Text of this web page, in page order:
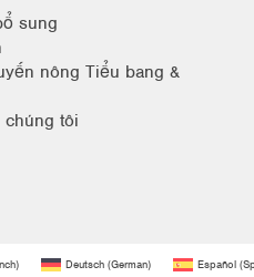
sung
nông Tiểu bang &
chúng tôi
) Deutsch(German) Español(